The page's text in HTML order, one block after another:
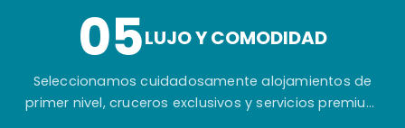
05LUJO Y COMODIDAD
Seleccionamos cuidadosamente alojamientos de
primer nivel, cruceros exclusivos y servicios premium